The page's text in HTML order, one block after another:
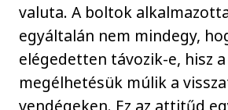
valuta. A boltok
egyáltalán nem mindegy,
elégedetten távozik-e, hisz a
megélhetésük múlik a
vendégeken. Ez az attitűd